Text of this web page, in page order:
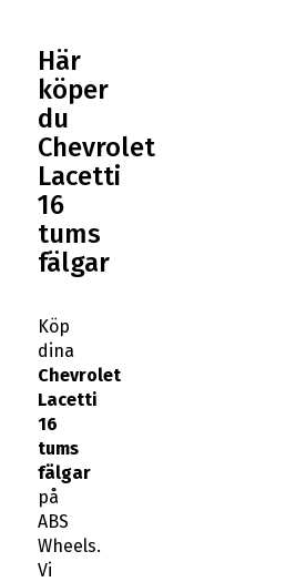
Här
köper
du
Chevrolet
Lacetti
16
tums
fälgar
Köp
dina
Chevrolet
Lacetti
16
tums
fälgar
på
ABS
Wheels.
Vi